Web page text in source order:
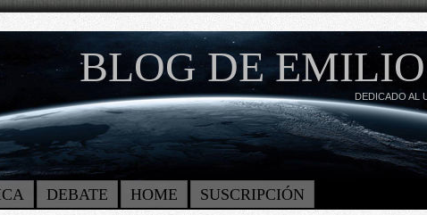
BLOG DE
DEDICADO AL
DEBATE HOME SUSCRIPCIÓN